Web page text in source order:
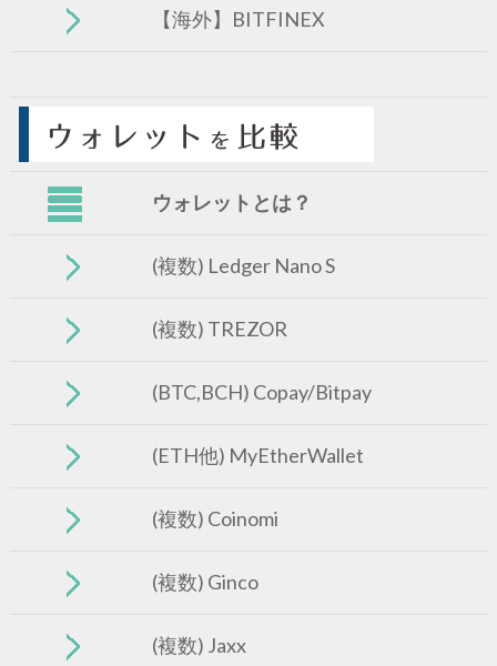
【海外】BITFINEX
ウォレットとは？
(複数) Ledger Nano S
(複数) TREZOR
(BTC,BCH) Copay/Bitpay
(ETH他) MyEtherWallet
(複数) Coinomi
(複数) Ginco
(複数) Jaxx